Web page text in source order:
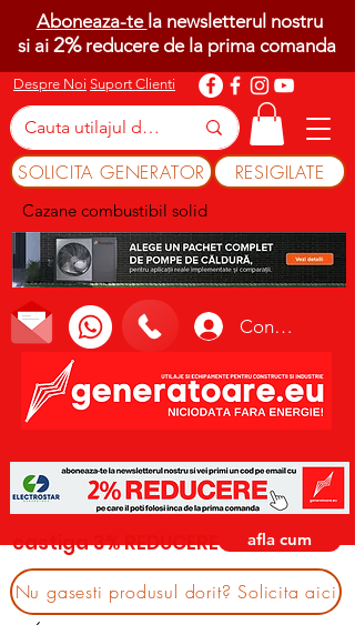
Despre Noi Suport Clienti
SOLICITA GENERATOR RESIGILATE
Cazane combustibil solid
Conectează-te
Aboneaza-te la newsletterul nostru
si ai 2%reducere de la prima comanda
castiga 3% REDUCERE afla cum
Nu gasesti produsul dorit? Solicita aici